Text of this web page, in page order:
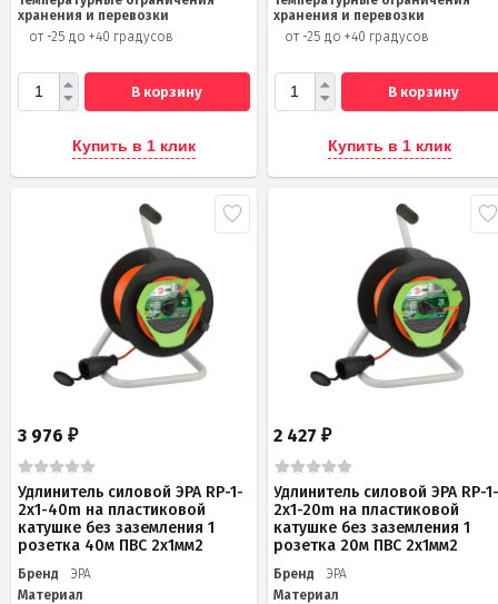
хранения и перевозки
от -25 до +40 градусов
В корзину
Купить в 1 клик
хранения и перевозки
от -25 до +40 градусов
В корзину
Купить в 1 клик
3 976 ₽
Удлинитель силовой ЭРА RP-1-
2x1-40m на пластиковой
катушке без заземления 1
розетка 40м ПВС 2x1мм2
Бренд
ЭРА
Материал
2 427₽
Удлинитель силовой ЭРА RP-
2x1-20m на пластиковой
катушке без заземления 1
розетка 20м ПВС 2х1мм2
Бренд
ЭРА
Материал